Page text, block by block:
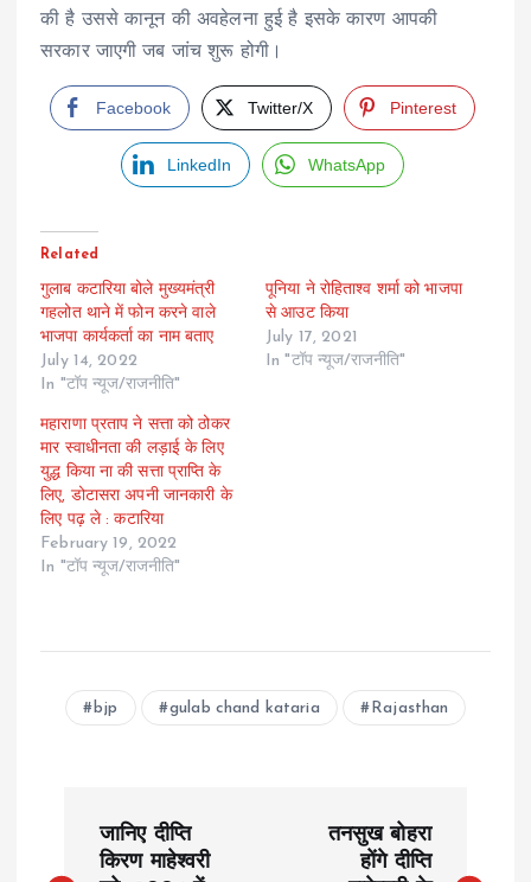
की है उससे कानून की अवहेलना हुई है इसके कारण आपकी
सरकार जाएगी जब जांच शुरू होगी।
Facebook Twitter/X Pinterest
LinkedIn WhatsApp
Related
गुलाब कटारिया बोले मुख्यमंत्री
गहलोत थाने में फोन करने वाले
भाजपा कार्यकर्ता का नाम बताए
July 14, 2022
In "टॉप न्यूज/राजनीति"
पूनिया ने रोहिताश्व शर्मा को भाजपा
से आउट किया
July 17, 2021
In "टॉप न्यूज/राजनीति"
महाराणा प्रताप ने सत्ता को ठोकर
मार स्वाधीनता की लड़ाई के लिए
युद्ध किया ना की सत्ता प्राप्ति के
लिए, डोटासरा अपनी जानकारी के
लिए पढ़ ले : कटारिया
February 19, 2022
In "टॉप न्यूज/राजनीति"
bjp gulab chand kataria Rajasthan
जानिए दीप्ति
किरण माहेश्वरी
तनसुख बोहरा
होंगे दीप्ति